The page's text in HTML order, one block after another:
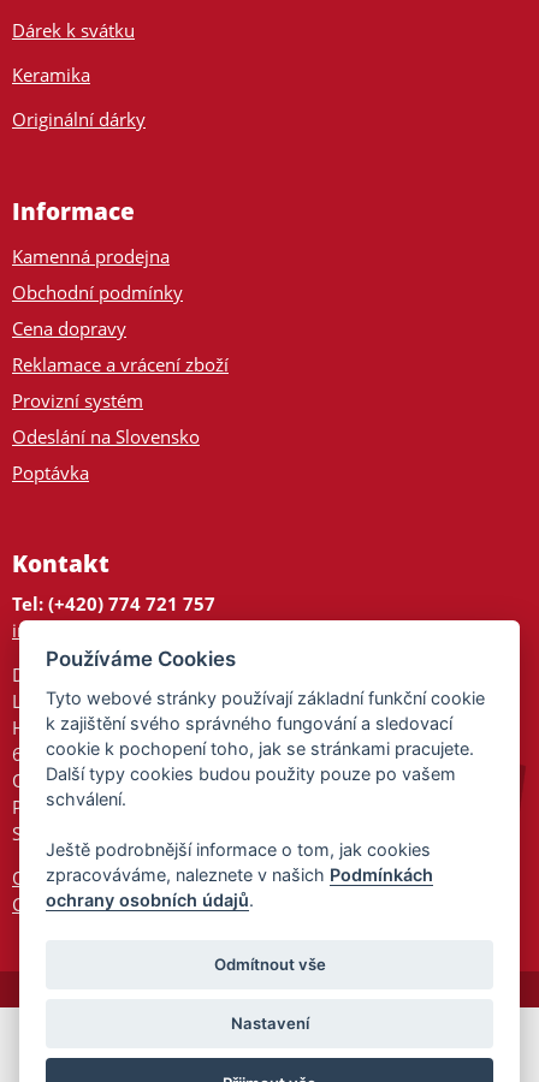
Dárek k svátku
Keramika
Originální dárky
Informace
Kamenná prodejna
Obchodní podmínky
Cena dopravy
Reklamace a vrácení zboží
Provizní systém
Odeslání na Slovensko
Poptávka
Kontakt
Tel: (+420) 774 721 757
info@tajnedarky.cz
Dárkové centrum
Legionářů 2
Hodonín
695 01
Otevřeno:
Po-Pá 9-17
So 9-11:30
Ochrana osobních údajů
Cookies
Partnerský
Používáme Cookies
Tyto webové stránky používají základní funkční cookie
k zajištění svého správného fungování a sledovací
cookie k pochopení toho, jak se stránkami pracujete.
Další typy cookies budou použity pouze po vašem
schválení.
Ještě podrobnější informace o tom, jak cookies
zpracováváme, naleznete v našich Podmínkách
ochrany osobních údajů.
Odmítnout vše
Nastavení